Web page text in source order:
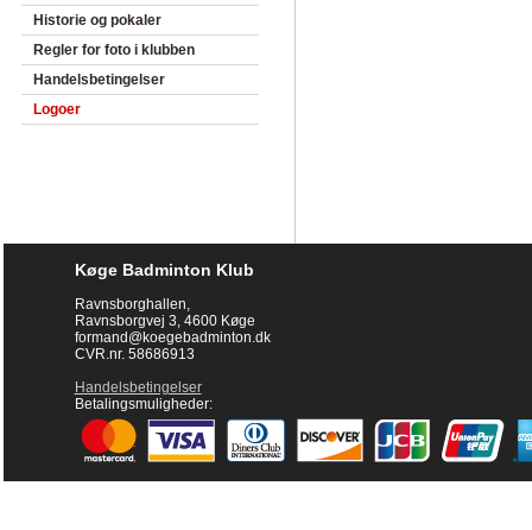
Historie og pokaler
Regler for foto i klubben
Handelsbetingelser
Logoer
Køge Badminton Klub
Ravnsborghallen,
Ravnsborgvej 3, 4600 Køge
formand@koegebadminton.dk
CVR.nr. 58686913
Handelsbetingelser
Betalingsmuligheder: